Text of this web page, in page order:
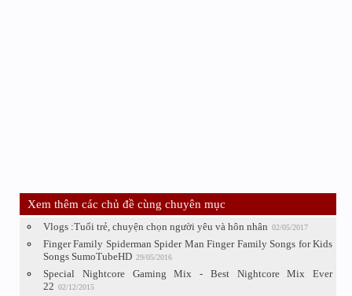
Xem thêm các chủ đề cùng chuyên mục
Vlogs :Tuổi trẻ, chuyện chọn người yêu và hôn nhân 02/05/2017
Finger Family Spiderman Spider Man Finger Family Songs for Kids
Songs SumoTubeHD 29/05/2016
Special Nightcore Gaming Mix - Best Nightcore Mix Ever
22 02/12/2015